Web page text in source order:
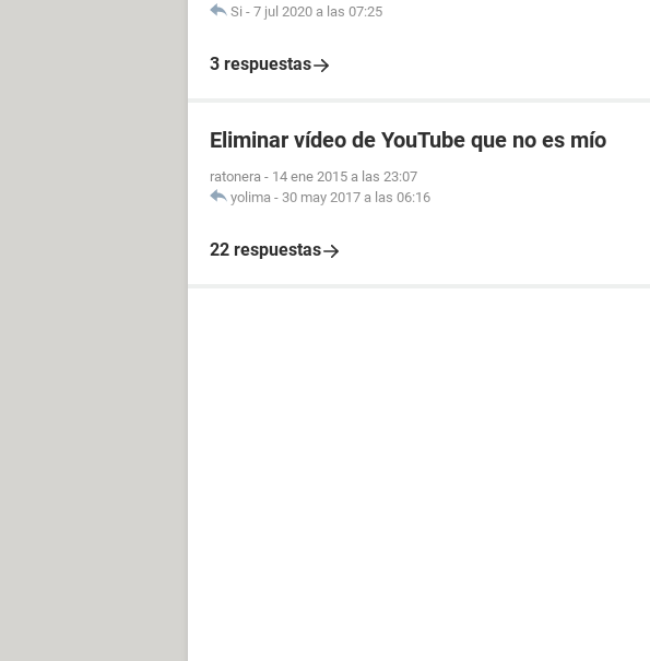
Si - 7 jul 2020 a las 07:25
3 respuestas
Eliminar vídeo de YouTube que no es mío
ratonera - 14 ene 2015 a las 23:07
yolima - 30 may 2017 a las 06:16
22 respuestas